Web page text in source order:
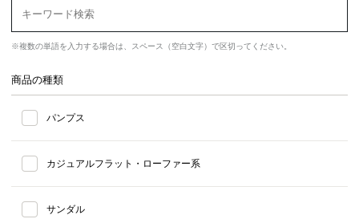
※複数の単語を入力する場合は、スペース（空白文字）で区切ってください。
商品の種類
パンプス
カジュアルフラット・ローファー系
サンダル